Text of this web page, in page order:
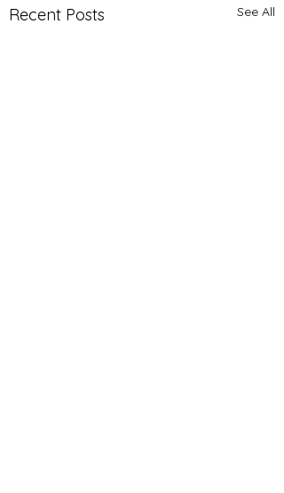
Recent Posts See All